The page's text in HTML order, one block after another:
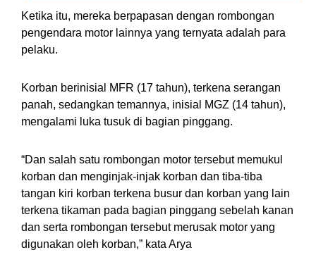
Ketika itu, mereka berpapasan dengan rombongan
pengendara motor lainnya yang ternyata adalah para
pelaku.
Korban berinisial MFR (17 tahun), terkena serangan
panah, sedangkan temannya, inisial MGZ (14 tahun),
mengalami luka tusuk di bagian pinggang.
“Dan salah satu rombongan motor tersebut memukul
korban dan menginjak-injak korban dan tiba-tiba
tangan kiri korban terkena busur dan korban yang lain
terkena tikaman pada bagian pinggang sebelah kanan
dan serta rombongan tersebut merusak motor yang
digunakan oleh korban,” kata Arya